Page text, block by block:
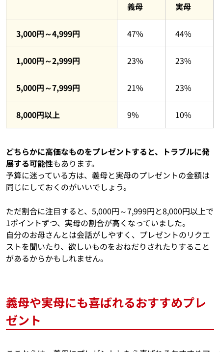
義母 実母
3,000円～4,999円 47% 44%
1,000円～2,999円 23% 23%
5,000円～7,999円 21% 23%
8,000円以上 9% 10%
どちらかに高価なものをプレゼントすると、トラブルに発
展する可能性もあります。
予算に迷っている方は、義母と実母のプレゼントの金額は
同じにしておくのがいいでしょう。
ただ割合に注目すると、5,000円～7,999円と8,000円以上で
1ポイントずつ、実母の割合が高くなっていました。
自分のお母さんとは会話がしやすく、プレゼントのリクエ
ストを聞いたり、欲しいものをおねだりされたりすること
があるからかもしれません。
義母や実母にも喜ばれるおすすめプレ
ゼント